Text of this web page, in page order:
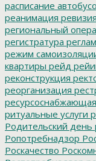
расписание
реанимация ревизия
региональный
регистратура
режим
квартиры рейд
реконструкция
реорганизация
ритуальные услуги
Родительский день
Ропотребнадзор
Роскачество